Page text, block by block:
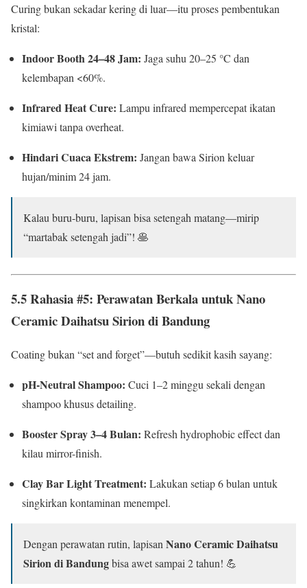
Curing bukan sekadar kering di luar—itu proses pembentukan
kristal:
Indoor Booth 24–48 Jam: Jaga suhu 20–25 °C dan
kelembapan <60%.
Infrared Heat Cure: Lampu infrared mempercepat ikatan
kimiawi tanpa overheat.
Hindari Cuaca Ekstrem: Jangan bawa Sirion keluar
hujan/minim 24 jam.
Kalau buru-buru, lapisan bisa setengah matang—mirip
“martabak setengah jadi”! 🥞
5.5 Rahasia #5: Perawatan Berkala untuk Nano
Ceramic Daihatsu Sirion di Bandung
Coating bukan “set and forget”—butuh sedikit kasih sayang:
pH-Neutral Shampoo: Cuci 1–2 minggu sekali dengan
shampoo khusus detailing.
Booster Spray 3–4 Bulan: Refresh hydrophobic effect dan
kilau mirror-finish.
Clay Bar Light Treatment: Lakukan setiap 6 bulan untuk
singkirkan kontaminan menempel.
Dengan perawatan rutin, lapisan Nano Ceramic Daihatsu
Sirion di Bandungbisa awet sampai 2 tahun! 💪